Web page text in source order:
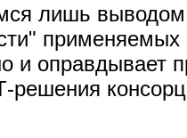
лишь выводом
и оправдывает
решения